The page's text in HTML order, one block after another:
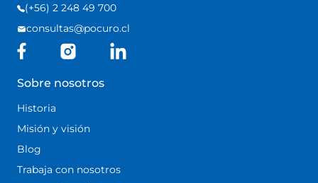
(+56) 2 248 49 700
consultas@pocuro.cl
Sobre nosotros
Historia
Misión y visión
Blog
Trabaja con nosotros